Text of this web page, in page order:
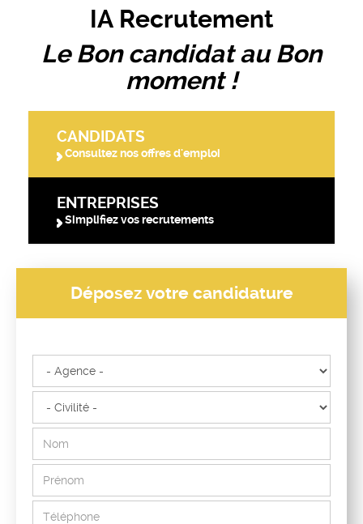
IA Recrutement
Le Bon candidat au Bon
moment !
CANDIDATS
Consultez nos offres d'emploi
ENTREPRISES
Simplifiez vos recrutements
Déposez votre candidature